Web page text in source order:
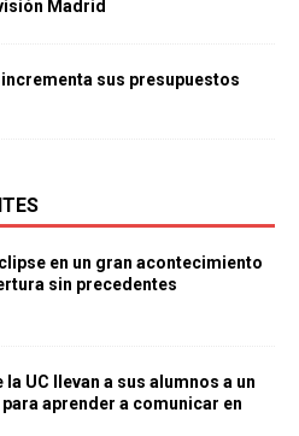
Madrid
sus presupuestos
en un gran acontecimiento
sin precedentes
UC llevan a sus alumnos a un
aprender a comunicar en